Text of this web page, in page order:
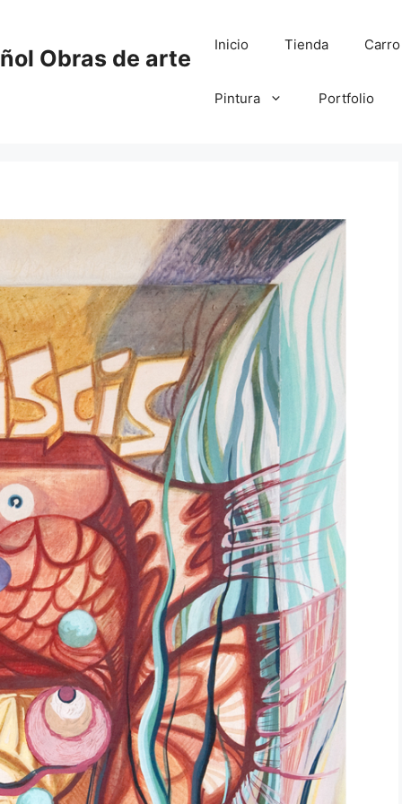
Obras de arte
Inicio Tienda Carro
Pintura Portfolio